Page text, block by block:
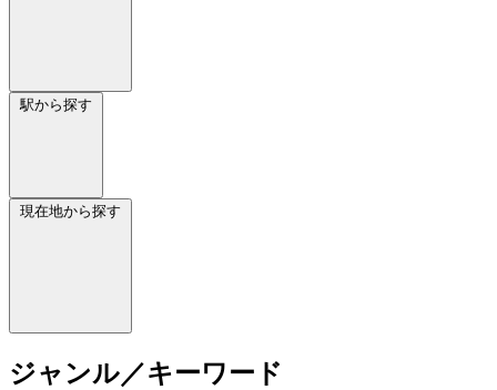
駅から探す
現在地から探す
ジャンル／キーワード